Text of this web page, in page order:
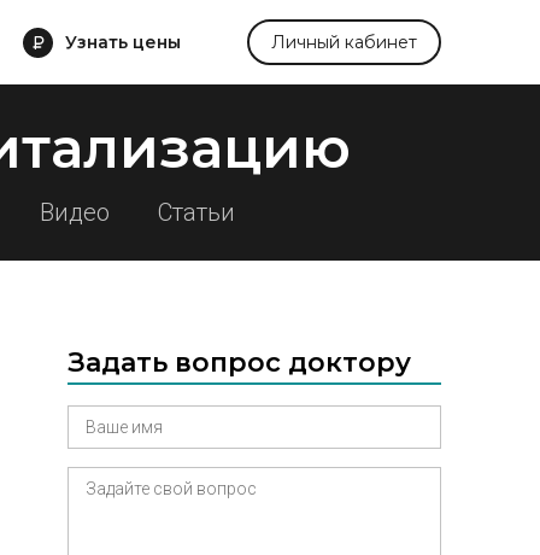
Узнать цены Личный кабинет
Видео Статьи
Задать вопрос доктору